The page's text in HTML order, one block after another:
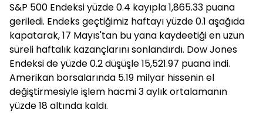
S&P 500 Endeksi yüzde 0.4 kayıpla 1,865.33 puana
geriledi. Endeks geçtiğimiz haftayı yüzde 0.1 aşağıda
kapatarak, 17 Mayıs'tan bu yana kaydeetiği en uzun
süreli haftalık kazançlarını sonlandırdı. Dow Jones
Endeksi de yüzde 0.2 düşüşle 15,521.97 puana indi.
Amerikan borsalarında 5.19 milyar hissenin el
değiştirmesiyle işlem hacmi 3 aylık ortalamanın
yüzde 18 altında kaldı.